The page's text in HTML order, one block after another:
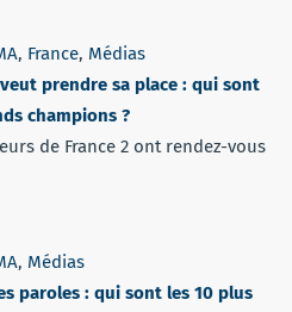
, France, Médias
prendre sa place : qui sont
champions ?
de France 2 ont rendez-vous
, Médias
paroles : qui sont les 10 plus